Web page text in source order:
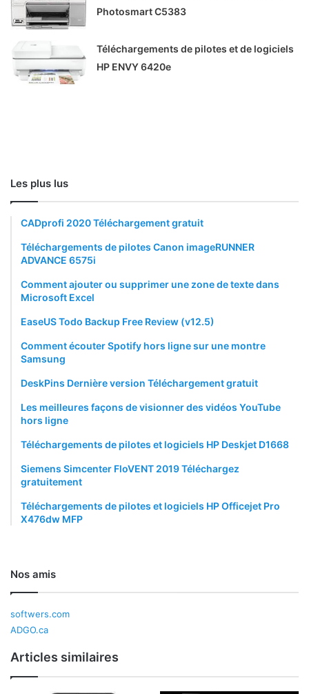
Photosmart C5383
Téléchargements de pilotes et de logiciels
HP ENVY 6420e
Les plus lus
CADprofi 2020 Téléchargement gratuit
Téléchargements de pilotes Canon imageRUNNER
ADVANCE 6575i
Comment ajouter ou supprimer une zone de texte dans
Microsoft Excel
EaseUS Todo Backup Free Review (v12.5)
Comment écouter Spotify hors ligne sur une montre
Samsung
DeskPins Dernière version Téléchargement gratuit
Les meilleures façons de visionner des vidéos YouTube
hors ligne
Téléchargements de pilotes et logiciels HP Deskjet D1668
Siemens Simcenter FloVENT 2019 Téléchargez
gratuitement
Téléchargements de pilotes et logiciels HP Officejet Pro
X476dw MFP
Nos amis
softwers.com
ADGO.ca
Articles similaires